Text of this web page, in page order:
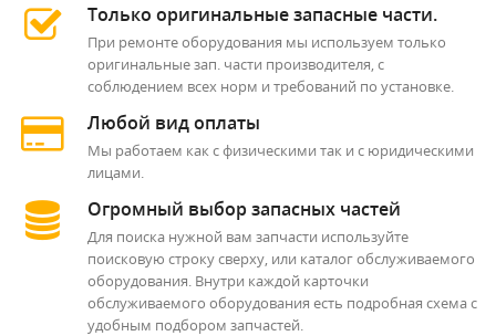
Только оригинальные запасные части.
При ремонте оборудования мы используем только
оригинальные зап. части производителя, с
соблюдением всех норм и требований по установке.
Любой вид оплаты
Мы работаем как с физическими так и с юридическими
лицами.
Огромный выбор запасных частей
Для поиска нужной вам запчасти используйте
поисковую строку сверху, или каталог обслуживаемого
оборудования. Внутри каждой карточки
обслуживаемого оборудования есть подробная схема с
удобным подбором запчастей.